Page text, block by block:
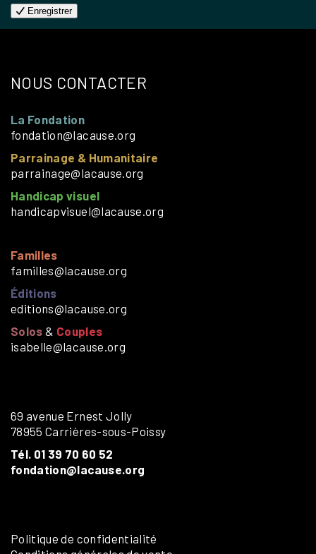
Enregistrer
NOUS CONTACTER
La Fondation
fondation@lacause.org
Parrainage & Humanitaire
parrainage@lacause.org
Handicap visuel
handicapvisuel@lacause.org
Familles
familles@lacause.org
Éditions
editions@lacause.org
Solos & Couples
isabelle@lacause.org
69 avenue Ernest Jolly
78955 Carrières-sous-Poissy
Tél. 01 39 70 60 52
fondation@lacause.org
Politique de confidentialité